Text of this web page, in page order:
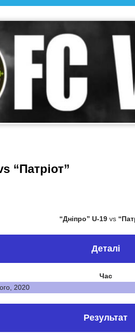
“Патріот”
“Дніпро” U-19 vs
Деталі
Час
2020
Результат